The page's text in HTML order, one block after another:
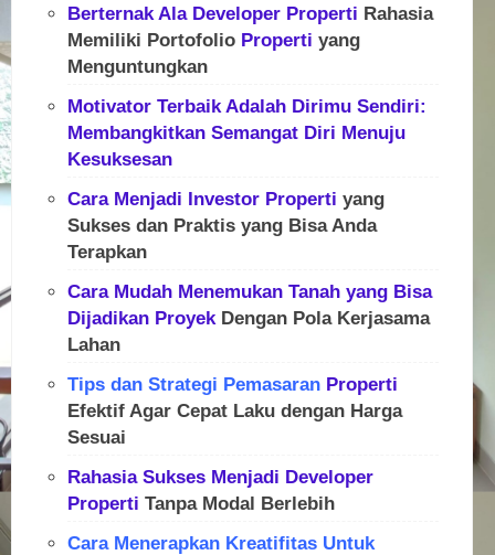
Berternak Ala Developer Properti Rahasia
Memiliki Portofolio Properti yang
Menguntungkan
Motivator Terbaik Adalah Dirimu Sendiri:
Membangkitkan Semangat Diri Menuju
Kesuksesan
Cara Menjadi Investor Properti yang
Sukses dan Praktis yang Bisa Anda
Terapkan
Cara Mudah Menemukan Tanah yang Bisa
Dijadikan Proyek Dengan Pola Kerjasama
Lahan
Tips dan Strategi Pemasaran Properti
Efektif Agar Cepat Laku dengan Harga
Sesuai
Rahasia Sukses Menjadi Developer
Properti Tanpa Modal Berlebih
Cara Menerapkan Kreatifitas Untuk